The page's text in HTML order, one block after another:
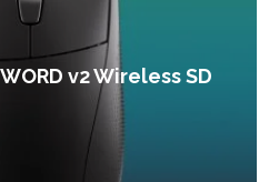
v2 Wireless SD